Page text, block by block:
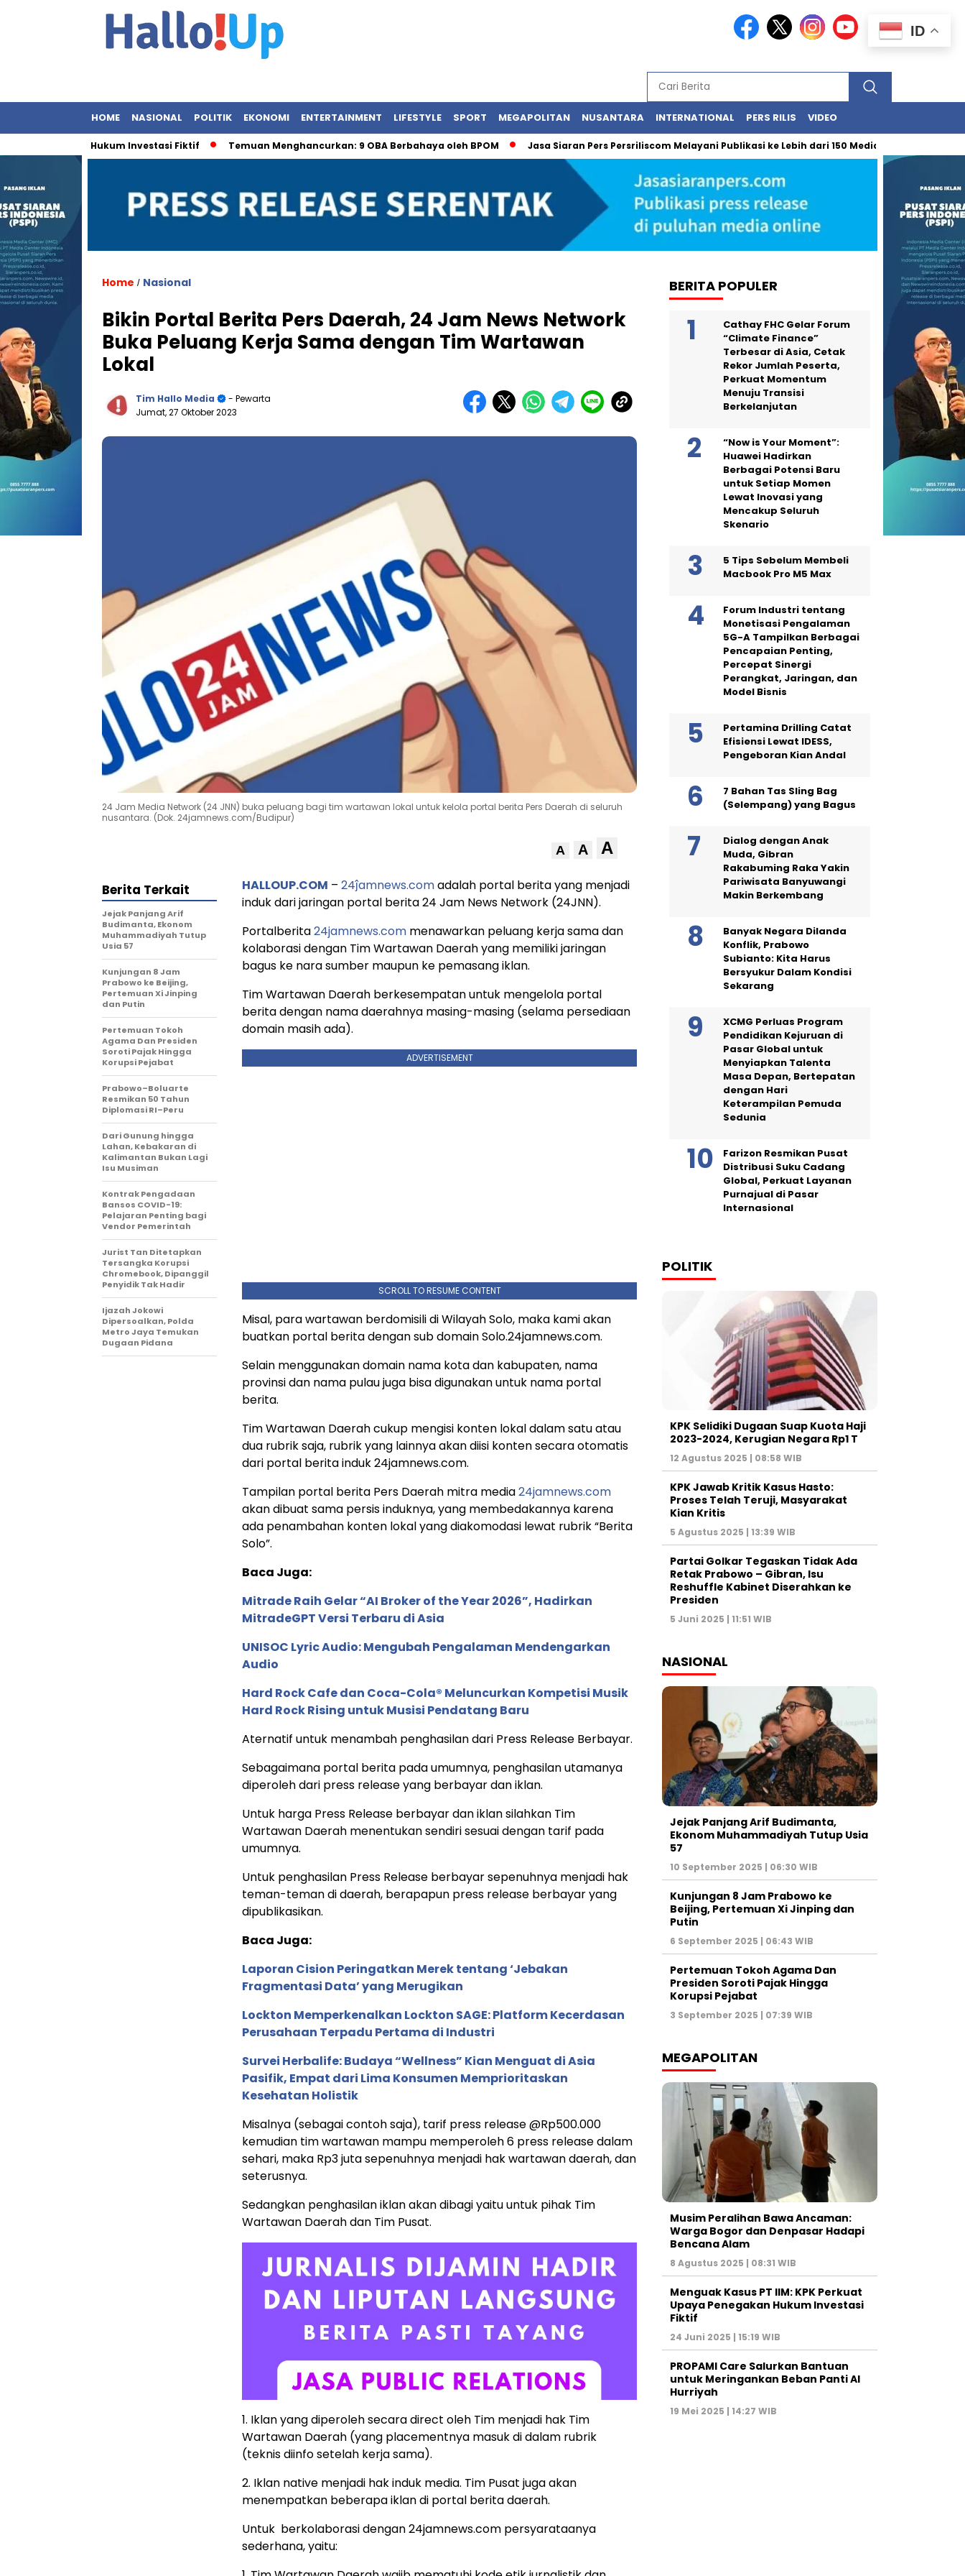
HOME NASIONAL POLITIK EKONOMI ENTERTAINMENT LIFESTYLE SPORT MEGAPOLITAN NUSANTARA INTERNATIONAL PERS RILIS VIDEO
Hukum Investasi Fiktif Temuan Menghancurkan: 9 OBA Berbahaya oleh BPOM Jasa Siaran Pers Persriliscom Melayani Publikasi ke Lebih dari 150 Media Online Berbagai
Home / Nasional
Bikin Portal Berita Pers Daerah, 24 Jam News Network
Buka Peluang Kerja Sama dengan Tim Wartawan
Lokal
Tim Hallo Media
- Pewarta
Jumat, 27 Oktober 2023
24 Jam Media Network (24 JNN) buka peluang bagi tim wartawan lokal untuk kelola portal berita Pers Daerah di seluruh
nusantara. (Dok. 24jamnews.com/Budipur)
A A A
HALLOUP.COM – 24ĵamnews.comadalah portal berita yang menjadi
induk dari jaringan portal berita 24 Jam News Network (24JNN).
Portalberita24jamnews.com menawarkan peluang kerja sama dan
kolaborasi dengan Tim Wartawan Daerah yang memiliki jaringan
bagus ke nara sumber maupun ke pemasang iklan.
Tim Wartawan Daerah berkesempatan untuk mengelola portal
berita dengan nama daerahnya masing-masing (selama persediaan
domain masih ada).
ADVERTISEMENT
SCROLL TO RESUME CONTENT
Misal, para wartawan berdomisili di Wilayah Solo, maka kami akan
buatkan portal berita dengan sub domain Solo.24jamnews.com.
Selain menggunakan domain nama kota dan kabupaten, nama
provinsi dan nama pulau juga bisa digunakan untuk nama portal
berita.
Tim Wartawan Daerah cukup mengisi konten lokal dalam satu atau
dua rubrik saja, rubrik yang lainnya akan diisi konten secara otomatis
dari portal berita induk 24jamnews.com.
Tampilan portal berita Pers Daerah mitra media24jamnews.com
akan dibuat sama persis induknya, yang membedakannya karena
ada penambahan konten lokal yang diakomodasi lewat rubrik “Berita
Solo”.
Baca Juga:
Mitrade Raih Gelar “AI Broker of the Year 2026”, Hadirkan
MitradeGPT Versi Terbaru di Asia
UNISOC Lyric Audio: Mengubah Pengalaman Mendengarkan
Audio
Hard Rock Cafe dan Coca-Cola® Meluncurkan Kompetisi Musik
Hard Rock Rising untuk Musisi Pendatang Baru
Aternatif untuk menambah penghasilan dari Press Release Berbayar.
Sebagaimana portal berita pada umumnya, penghasilan utamanya
diperoleh dari press release yang berbayar dan iklan.
Untuk harga Press Release berbayar dan iklan silahkan Tim
Wartawan Daerah menentukan sendiri sesuai dengan tarif pada
umumnya.
Untuk penghasilan Press Release berbayar sepenuhnya menjadi hak
teman-teman di daerah, berapapun press release berbayar yang
dipublikasikan.
Baca Juga:
Laporan Cision Peringatkan Merek tentang ‘Jebakan
Fragmentasi Data’ yang Merugikan
Lockton Memperkenalkan Lockton SAGE: Platform Kecerdasan
Perusahaan Terpadu Pertama di Industri
Survei Herbalife: Budaya “Wellness” Kian Menguat di Asia
Pasifik, Empat dari Lima Konsumen Memprioritaskan
Kesehatan Holistik
Misalnya (sebagai contoh saja), tarif press release @Rp500.000
kemudian tim wartawan mampu memperoleh 6 press release dalam
sehari, maka Rp3 juta sepenuhnya menjadi hak wartawan daerah, dan
seterusnya.
Sedangkan penghasilan iklan akan dibagi yaitu untuk pihak Tim
Wartawan Daerah dan Tim Pusat.
1. Iklan yang diperoleh secara direct oleh Tim menjadi hak Tim
Wartawan Daerah (yang placementnya masuk di dalam rubrik
(teknis diinfo setelah kerja sama).
2. Iklan native menjadi hak induk media. Tim Pusat juga akan
menempatkan beberapa iklan di portal berita daerah.
Untuk berkolaborasi dengan 24jamnews.com persyarataanya
sederhana, yaitu:
Berita Terkait
Jejak Panjang Arif
Budimanta, Ekonom
Muhammadiyah Tutup
Usia 57
Kunjungan 8 Jam
Prabowo ke Beijing,
Pertemuan Xi Jinping
dan Putin
Pertemuan Tokoh
Agama Dan Presiden
Soroti Pajak Hingga
Korupsi Pejabat
Prabowo–Boluarte
Resmikan 50 Tahun
Diplomasi RI–Peru
Dari Gunung hingga
Lahan, Kebakaran di
Kalimantan Bukan Lagi
Isu Musiman
Kontrak Pengadaan
Bansos COVID-19:
Pelajaran Penting bagi
Vendor Pemerintah
Jurist Tan Ditetapkan
Tersangka Korupsi
Chromebook, Dipanggil
Penyidik Tak Hadir
Ijazah Jokowi
Dipersoalkan, Polda
Metro Jaya Temukan
Dugaan Pidana
BERITA POPULER
Cathay FHC Gelar Forum
“Climate Finance”
Terbesar di Asia, Cetak
Rekor Jumlah Peserta,
Perkuat Momentum
Menuju Transisi
Berkelanjutan
“Now is Your Moment”:
Huawei Hadirkan
Berbagai Potensi Baru
untuk Setiap Momen
Lewat Inovasi yang
Mencakup Seluruh
Skenario
5 Tips Sebelum Membeli
Macbook Pro M5 Max
Forum Industri tentang
Monetisasi Pengalaman
5G-A Tampilkan Berbagai
Pencapaian Penting,
Percepat Sinergi
Perangkat, Jaringan, dan
Model Bisnis
Pertamina Drilling Catat
Efisiensi Lewat IDESS,
Pengeboran Kian Andal
7 Bahan Tas Sling Bag
(Selempang) yang Bagus
Dialog dengan Anak
Muda, Gibran
Rakabuming Raka Yakin
Pariwisata Banyuwangi
Makin Berkembang
Banyak Negara Dilanda
Konflik, Prabowo
Subianto: Kita Harus
Bersyukur Dalam Kondisi
Sekarang
XCMG Perluas Program
Pendidikan Kejuruan di
Pasar Global untuk
Menyiapkan Talenta
Masa Depan, Bertepatan
dengan Hari
Keterampilan Pemuda
Sedunia
Farizon Resmikan Pusat
Distribusi Suku Cadang
Global, Perkuat Layanan
Purnajual di Pasar
Internasional
POLITIK
KPK Selidiki Dugaan Suap Kuota Haji
2023-2024, Kerugian Negara Rp1 T
12 Agustus 2025 | 08:58 WIB
KPK Jawab Kritik Kasus Hasto:
Proses Telah Teruji, Masyarakat
Kian Kritis
5 Agustus 2025 | 13:39 WIB
Partai Golkar Tegaskan Tidak Ada
Retak Prabowo – Gibran, Isu
Reshuffle Kabinet Diserahkan ke
Presiden
5 Juni 2025 | 11:51 WIB
NASIONAL
Jejak Panjang Arif Budimanta,
Ekonom Muhammadiyah Tutup Usia
57
10 September 2025 | 06:30 WIB
Kunjungan 8 Jam Prabowo ke
Beijing, Pertemuan Xi Jinping dan
Putin
6 September 2025 | 06:43 WIB
Pertemuan Tokoh Agama Dan
Presiden Soroti Pajak Hingga
Korupsi Pejabat
3 September 2025 | 07:39 WIB
MEGAPOLITAN
Musim Peralihan Bawa Ancaman:
Warga Bogor dan Denpasar Hadapi
Bencana Alam
8 Agustus 2025 | 08:31 WIB
Menguak Kasus PT IIM: KPK Perkuat
Upaya Penegakan Hukum Investasi
Fiktif
24 Juni 2025 | 15:19 WIB
PROPAMI Care Salurkan Bantuan
untuk Meringankan Beban Panti Al
Hurriyah
19 Mei 2025 | 14:27 WIB
ID